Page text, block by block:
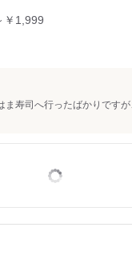
￥1,999
寿司へ行ったばかりです